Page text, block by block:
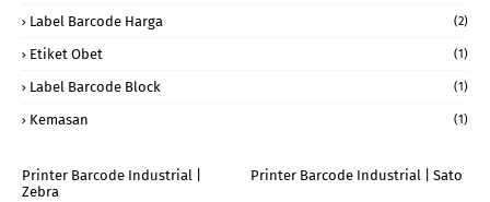
Label Barcode Harga (2)
Etiket Obet (1)
Label Barcode Block (1)
Kemasan (1)
Printer Barcode Industrial |
Zebra
Printer Barcode Industrial | Sato